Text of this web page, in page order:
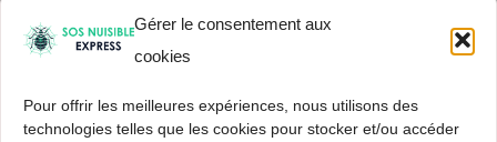
Gérer le consentement aux
cookies
Pour offrir les meilleures expériences, nous utilisons des
technologies telles que les cookies pour stocker et/ou accéder